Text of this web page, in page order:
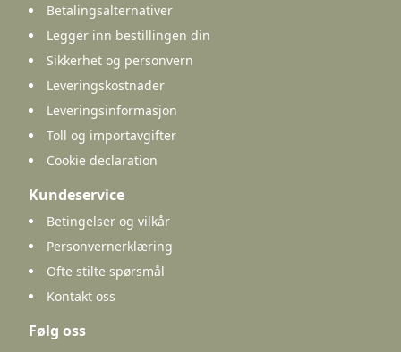
Betalingsalternativer
Legger inn bestillingen din
Sikkerhet og personvern
Leveringskostnader
Leveringsinformasjon
Toll og importavgifter
Cookie declaration
Kundeservice
Betingelser og vilkår
Personvernerklæring
Ofte stilte spørsmål
Kontakt oss
Følg oss